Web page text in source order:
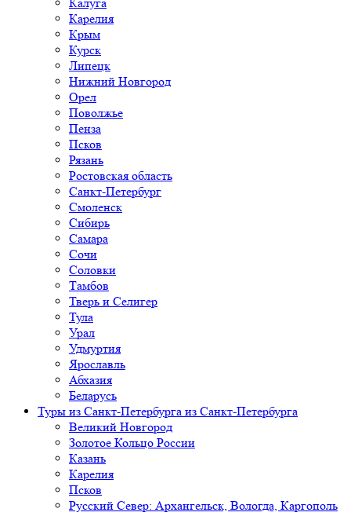
Карелия
Крым
Курск
Липецк
Нижний Новгород
Орел
Поволжье
Пенза
Псков
Рязань
Ростовская область
Санкт-Петербург
Смоленск
Сибирь
Самара
Сочи
Соловки
Тамбов
Тверь и Селигер
Тула
Урал
Удмуртия
Ярославль
Абхазия
Беларусь
Туры из Санкт-Петербурга из Санкт-Петербурга
Великий Новгород
Золотое Кольцо России
Казань
Карелия
Псков
Русский Север: Архангельск, Вологда, Каргополь